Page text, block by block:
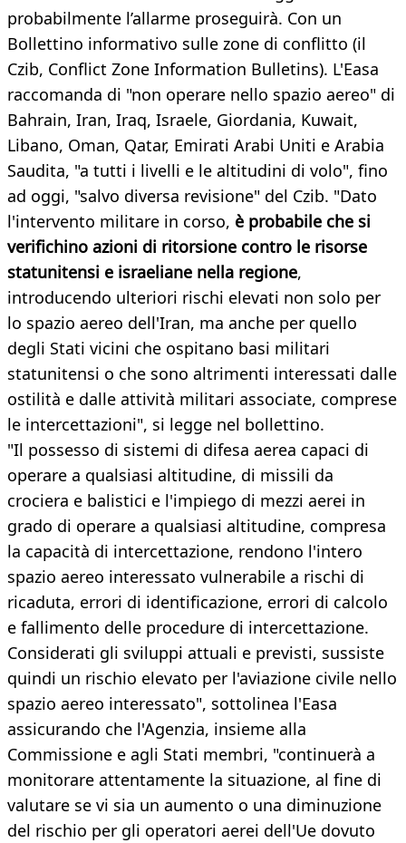
probabilmente l’allarme proseguirà. Con un
Bollettino informativo sulle zone di conflitto (il
Czib, Conflict Zone Information Bulletins). L'Easa
raccomanda di "non operare nello spazio aereo" di
Bahrain, Iran, Iraq, Israele, Giordania, Kuwait,
Libano, Oman, Qatar, Emirati Arabi Uniti e Arabia
Saudita, "a tutti i livelli e le altitudini di volo", fino
ad oggi, "salvo diversa revisione" del Czib. "Dato
l'intervento militare in corso, è probabile che si
verifichino azioni di ritorsione contro le risorse
statunitensi e israeliane nella regione,
introducendo ulteriori rischi elevati non solo per
lo spazio aereo dell'Iran, ma anche per quello
degli Stati vicini che ospitano basi militari
statunitensi o che sono altrimenti interessati dalle
ostilità e dalle attività militari associate, comprese
le intercettazioni", si legge nel bollettino.
"Il possesso di sistemi di difesa aerea capaci di
operare a qualsiasi altitudine, di missili da
crociera e balistici e l'impiego di mezzi aerei in
grado di operare a qualsiasi altitudine, compresa
la capacità di intercettazione, rendono l'intero
spazio aereo interessato vulnerabile a rischi di
ricaduta, errori di identificazione, errori di calcolo
e fallimento delle procedure di intercettazione.
Considerati gli sviluppi attuali e previsti, sussiste
quindi un rischio elevato per l'aviazione civile nello
spazio aereo interessato", sottolinea l'Easa
assicurando che l'Agenzia, insieme alla
Commissione e agli Stati membri, "continuerà a
monitorare attentamente la situazione, al fine di
valutare se vi sia un aumento o una diminuzione
del rischio per gli operatori aerei dell'Ue dovuto